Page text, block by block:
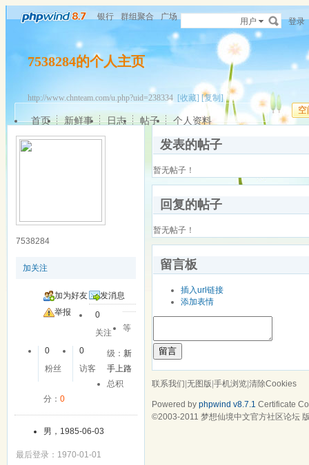
银行 群组聚合 广场 用户 登录
7538284的个人主页
http://www.chnteam.com/u.php?uid=238334 [收藏] [复制]
空
首页 新鲜事 日志 帖子 个人资料
7538284
加关注
加为好友
发消息
举报
0
关注
0
粉丝
0
访客
等
级：新
手上路
总积
分： 0
男，1985-06-03
最后登录：1970-01-01
发表的帖子
暂无帖子！
回复的帖子
暂无帖子！
留言板
插入url链接
添加表情
留言
联系我们|无图版|手机浏览|清除Cookies
Powered by phpwind v8.7.1 Certificate
©2003-2011 梦想仙境中文官方社区论坛